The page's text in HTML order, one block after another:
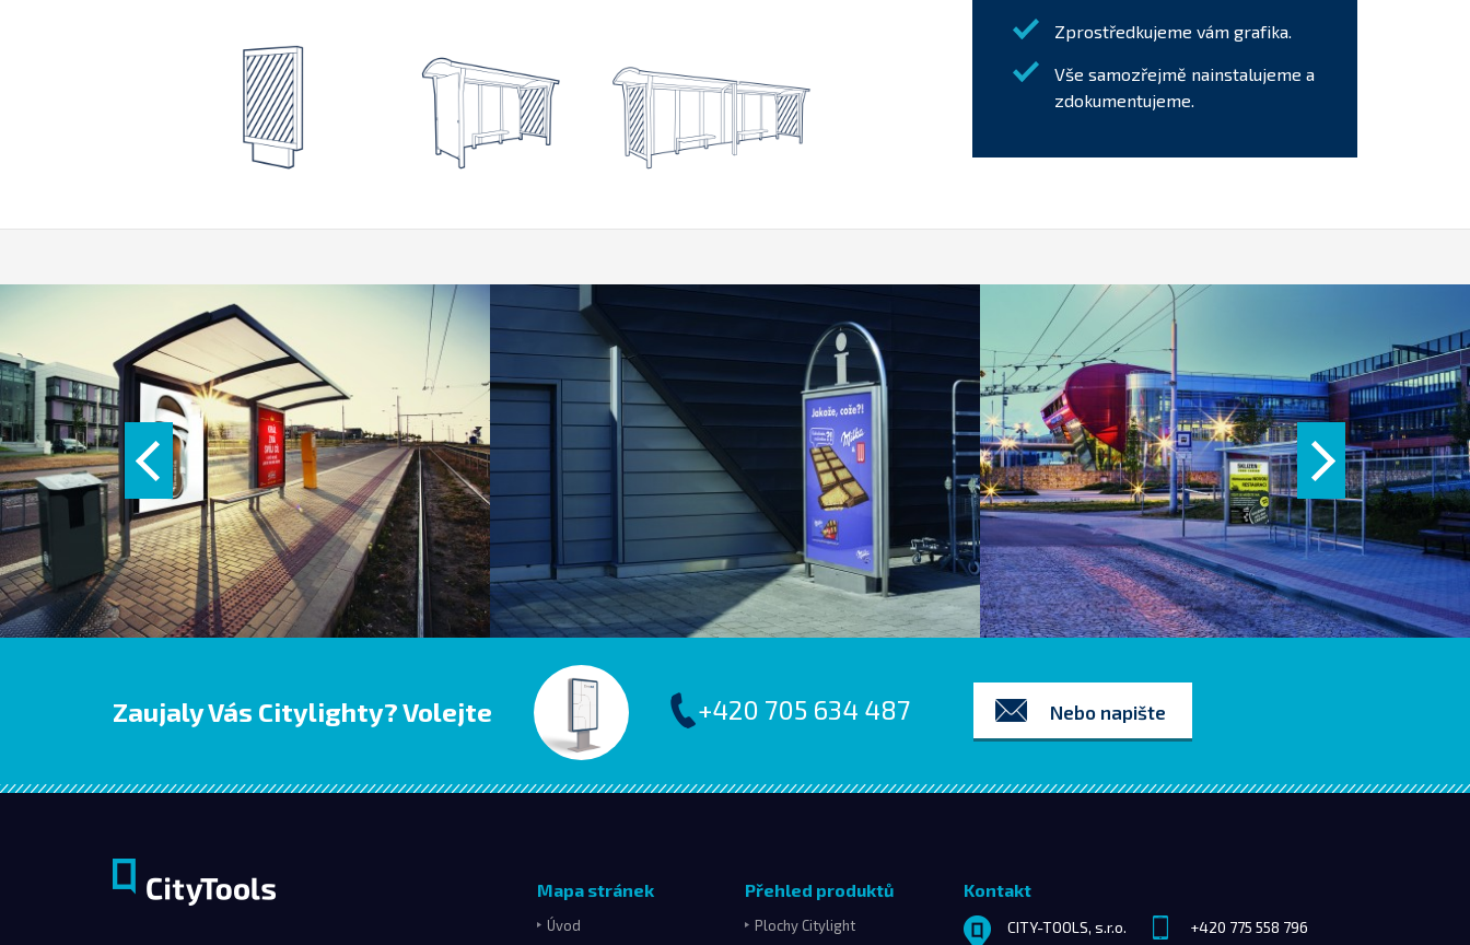
Zprostředkujeme vám grafika.
Vše samozřejmě nainstalujeme a
zdokumentujeme.
Zaujaly Vás Citylighty? Volejte +420 705 634 487 Nebo napište
Kontakt
CITY-TOOLS, s.r.o.
+420 775 558 796
Mapa stránek
Úvod
Přehled produktů
Plochy Citylight